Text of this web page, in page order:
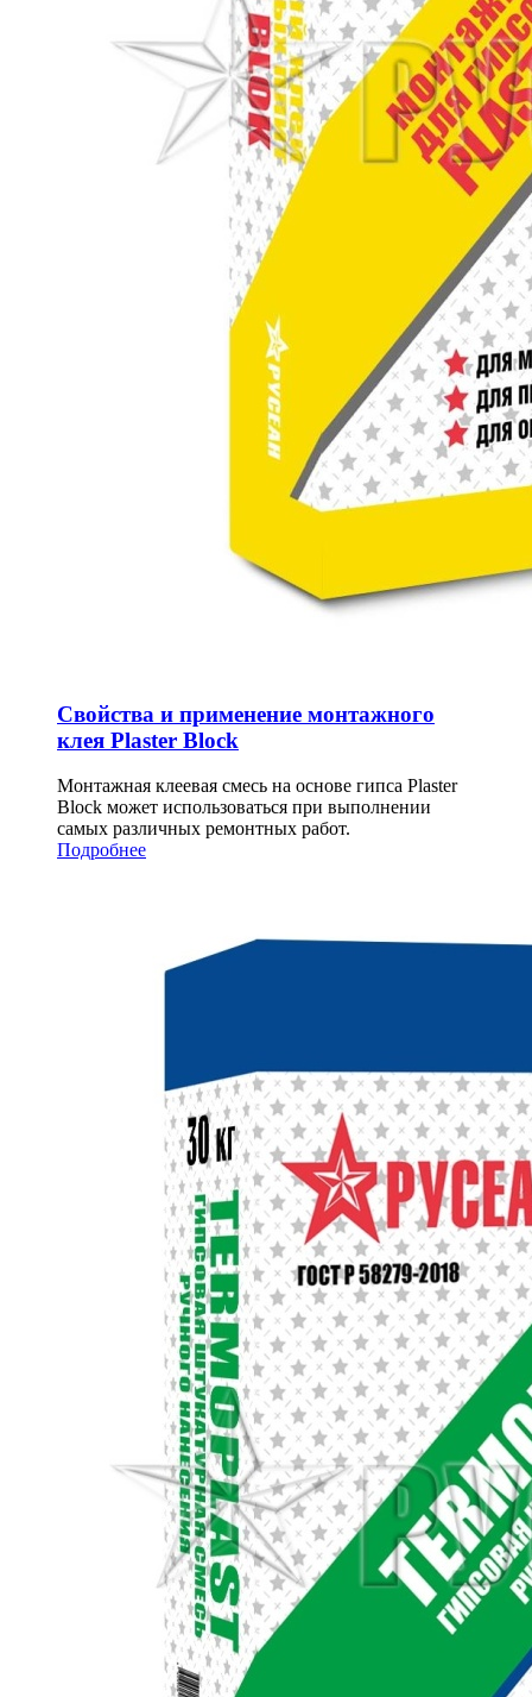
Свойства и применение монтажного
клея Plaster Block
Монтажная клеевая смесь на основе гипса Plaster
Block может использоваться при выполнении
самых различных ремонтных работ.
Подробнее